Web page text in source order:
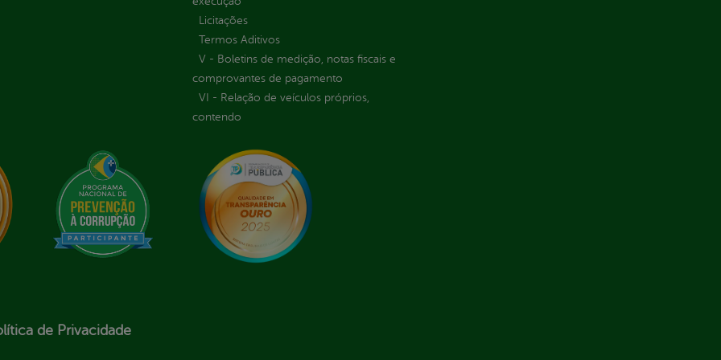
Licitações
Termos Aditivos
V - Boletins de medição, notas fiscais e
comprovantes de pagamento
VI - Relação de veículos próprios,
contendo
de Privacidade